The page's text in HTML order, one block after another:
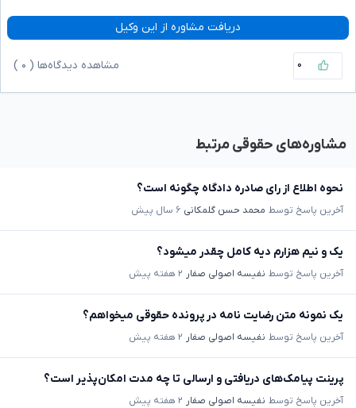
دریافت مشاوره از این وکیل
۰ مشاهده دیدگاه‌ها ( ۰
مشاوره‌های حقوقی مرتبط
نحوه اطلاع از رای صادره دادگاه چگونه است؟
آخرین پاسخ توسط محمد حسن گلمکانی ۶ سال پیش
یک و نیم هزارم دیه کامل چقدر میشود؟
آخرین پاسخ توسط نفیسه اصولی صفار ۲ هفته پیش
یک نمونه متن رضایت نامه در پرونده حقوقی میخواهم؟
آخرین پاسخ توسط نفیسه اصولی صفار ۲ هفته پیش
پرینت پیامک‌های دریافتی و ارسالی تا چه مدت امکان‌پذیر است؟
آخرین پاسخ توسط نفیسه اصولی صفار ۲ هفته پیش